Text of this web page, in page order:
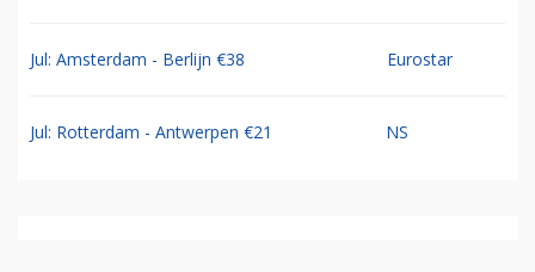
Jul: Amsterdam - Berlijn €38 Eurostar
Jul: Rotterdam - Antwerpen €21 NS